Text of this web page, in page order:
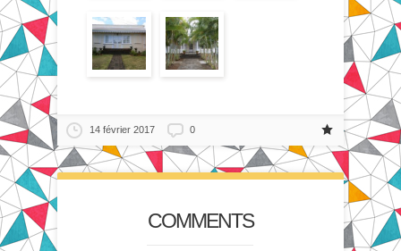
14 février 2017 0
COMMENTS